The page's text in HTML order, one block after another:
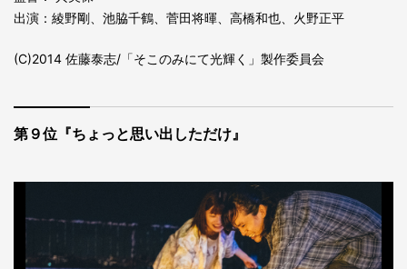
出演：綾野剛、池脇千鶴、菅田将暉、高橋和也、火野正平
(C)2014 佐藤泰志/「そこのみにて光輝く」製作委員会
第９位『ちょっと思い出しただけ』